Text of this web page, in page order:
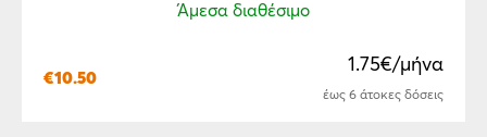
Άμεσα διαθέσιμο
€10.50
1.75€/μήνα
έως 6 άτοκες δόσεις